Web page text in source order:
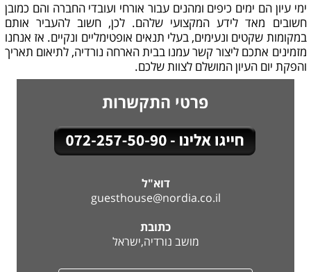
ימי עיון הם ימים כיפים ומהנים עבור אורחי ועובדי החברה והם כמובן
חשובים מאד לידע המקצועי שלהם. לכן, חשוב להעביר אותם
במקומות שקטים ונעימים, בעלי תנאים אופטימליים ונקיים. אז אנחנו
מזמינים אתכם ליצור קשר עמנו בבית הארחה נורדיה, לתיאום תאריך
והפקת יום העיון המושלם לצוות שלכם.
דוא"ל
guesthouse@nordia.co.il
כתובת
מושב נורדיה,ישראל
פרטי התקשרות